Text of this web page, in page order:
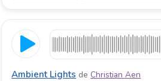
Ambient Lights de Christian Aen